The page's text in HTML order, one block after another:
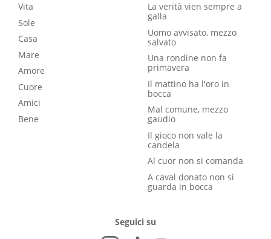
Vita
Sole
Casa
Mare
Amore
Cuore
Amici
Bene
La verità vien sempre a
galla
Uomo avvisato, mezzo
salvato
Una rondine non fa
primavera
Il mattino ha l'oro in
bocca
Mal comune, mezzo
gaudio
Il gioco non vale la
candela
Al cuor non si comanda
A caval donato non si
guarda in bocca
Seguici su